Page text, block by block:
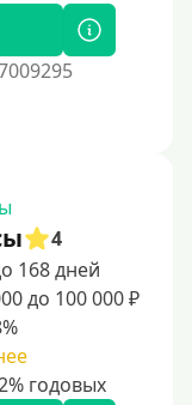
4
168 дней
до 100 000 ₽